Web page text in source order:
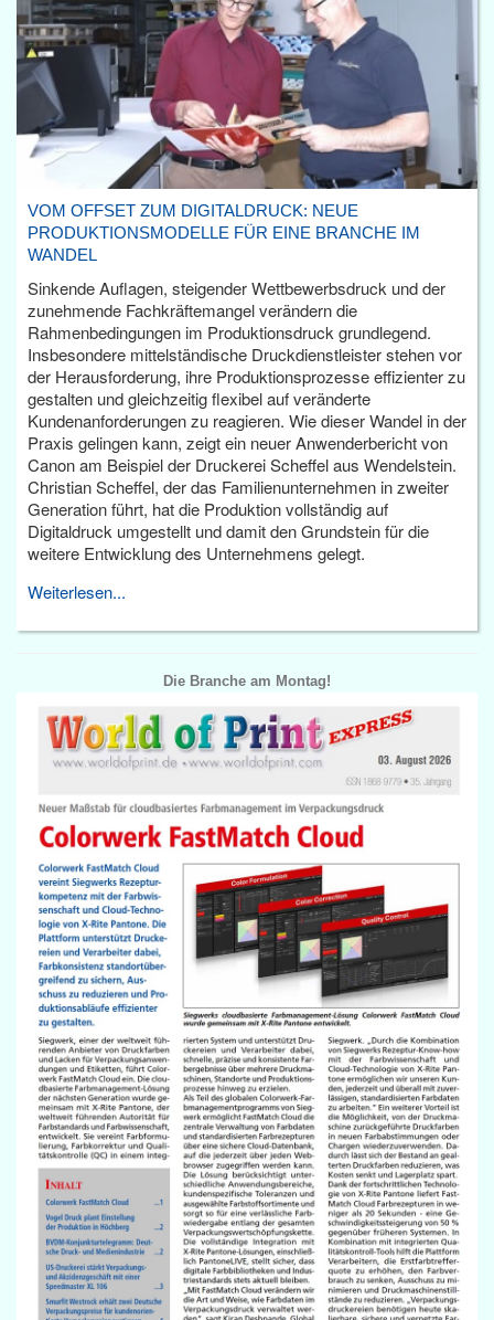
VOM OFFSET ZUM DIGITALDRUCK: NEUE
PRODUKTIONSMODELLE FÜR EINE BRANCHE IM
WANDEL
Sinkende Auflagen, steigender Wettbewerbsdruck und der
zunehmende Fachkräftemangel verändern die
Rahmenbedingungen im Produktionsdruck grundlegend.
Insbesondere mittelständische Druckdienstleister stehen vor
der Herausforderung, ihre Produktionsprozesse effizienter zu
gestalten und gleichzeitig flexibel auf veränderte
Kundenanforderungen zu reagieren. Wie dieser Wandel in der
Praxis gelingen kann, zeigt ein neuer Anwenderbericht von
Canon am Beispiel der Druckerei Scheffel aus Wendelstein.
Christian Scheffel, der das Familienunternehmen in zweiter
Generation führt, hat die Produktion vollständig auf
Digitaldruck umgestellt und damit den Grundstein für die
weitere Entwicklung des Unternehmens gelegt.
Weiterlesen...
Die Branche am Montag!